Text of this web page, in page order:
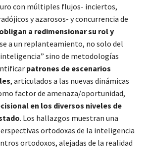
con múltiples flujos- inciertos,
y azarosos- y concurrencia de
obligan a redimensionar su rol y
a un replanteamiento, no solo del
sino de metodologías
patrones de escenarios
, articulados a las nuevas dinámicas
factor de amenaza/oportunidad,
en los diversos niveles de
. Los hallazgos muestran una
ortodoxas de la inteligencia
ortodoxos, alejadas de la realidad